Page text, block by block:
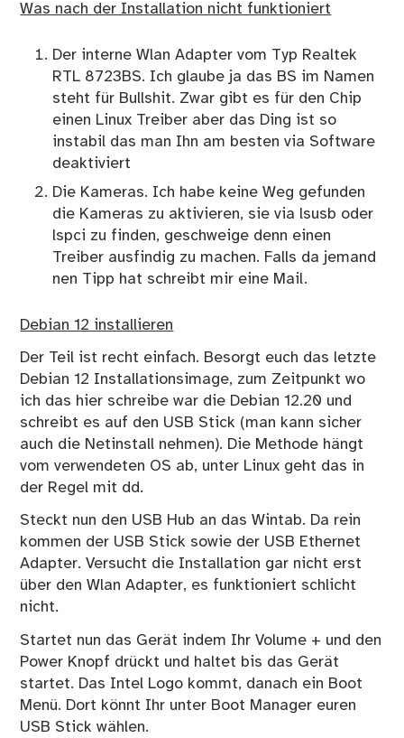
Was nach der Installation nicht funktioniert
Der interne Wlan Adapter vom Typ Realtek
RTL 8723BS. Ich glaube ja das BS im Namen
steht für Bullshit. Zwar gibt es für den Chip
einen Linux Treiber aber das Ding ist so
instabil das man Ihn am besten via Software
deaktiviert
Die Kameras. Ich habe keine Weg gefunden
die Kameras zu aktivieren, sie via lsusb oder
lspci zu finden, geschweige denn einen
Treiber ausfindig zu machen. Falls da jemand
nen Tipp hat schreibt mir eine Mail.
Debian 12 installieren
Der Teil ist recht einfach. Besorgt euch das letzte
Debian 12 Installationsimage, zum Zeitpunkt wo
ich das hier schreibe war die Debian 12.20 und
schreibt es auf den USB Stick (man kann sicher
auch die Netinstall nehmen). Die Methode hängt
vom verwendeten OS ab, unter Linux geht das in
der Regel mit dd.
Steckt nun den USB Hub an das Wintab. Da rein
kommen der USB Stick sowie der USB Ethernet
Adapter. Versucht die Installation gar nicht erst
über den Wlan Adapter, es funktioniert schlicht
nicht.
Startet nun das Gerät indem Ihr Volume + und den
Power Knopf drückt und haltet bis das Gerät
startet. Das Intel Logo kommt, danach ein Boot
Menü. Dort könnt Ihr unter Boot Manager euren
USB Stick wählen.